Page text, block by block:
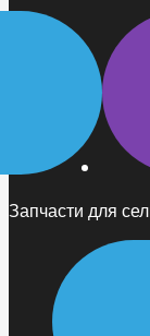
Запчасти для